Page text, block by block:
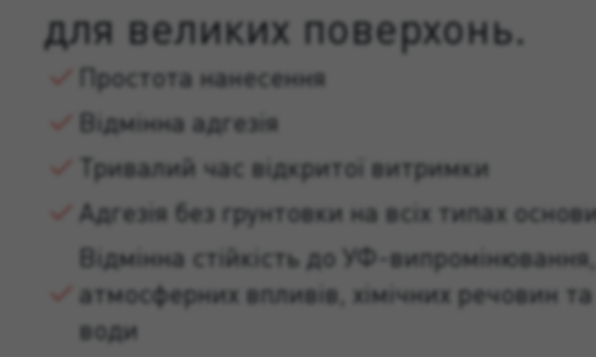
для великих поверхонь.
Простота нанесення
Відмінна адгезія
Тривалий час відкритої витримки
Адгезія без грунтовки на всіх типах
Відмінна стійкість до УФ-випромінювання,
атмосферних впливів, хімічних речовин та
води